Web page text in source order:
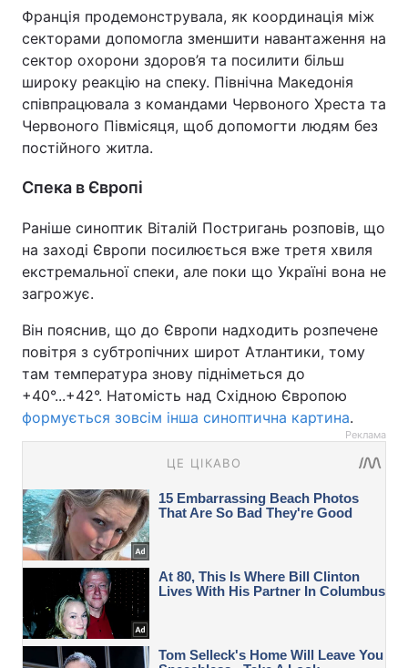
Франція продемонструвала, як координація між
секторами допомогла зменшити навантаження на
сектор охорони здоров’я та посилити більш
широку реакцію на спеку. Північна Македонія
співпрацювала з командами Червоного Хреста та
Червоного Півмісяця, щоб допомогти людям без
постійного житла.
Спека в Європі
Раніше синоптик Віталій Постригань розповів, що
на заході Європи посилюється вже третя хвиля
екстремальної спеки, але поки що Україні вона не
загрожує.
Він пояснив, що до Європи надходить розпечене
повітря з субтропічних широт Атлантики, тому
там температура знову підніметься до
+40°...+42°. Натомість над Східною Європою
формується зовсім інша синоптична картина.
Реклама